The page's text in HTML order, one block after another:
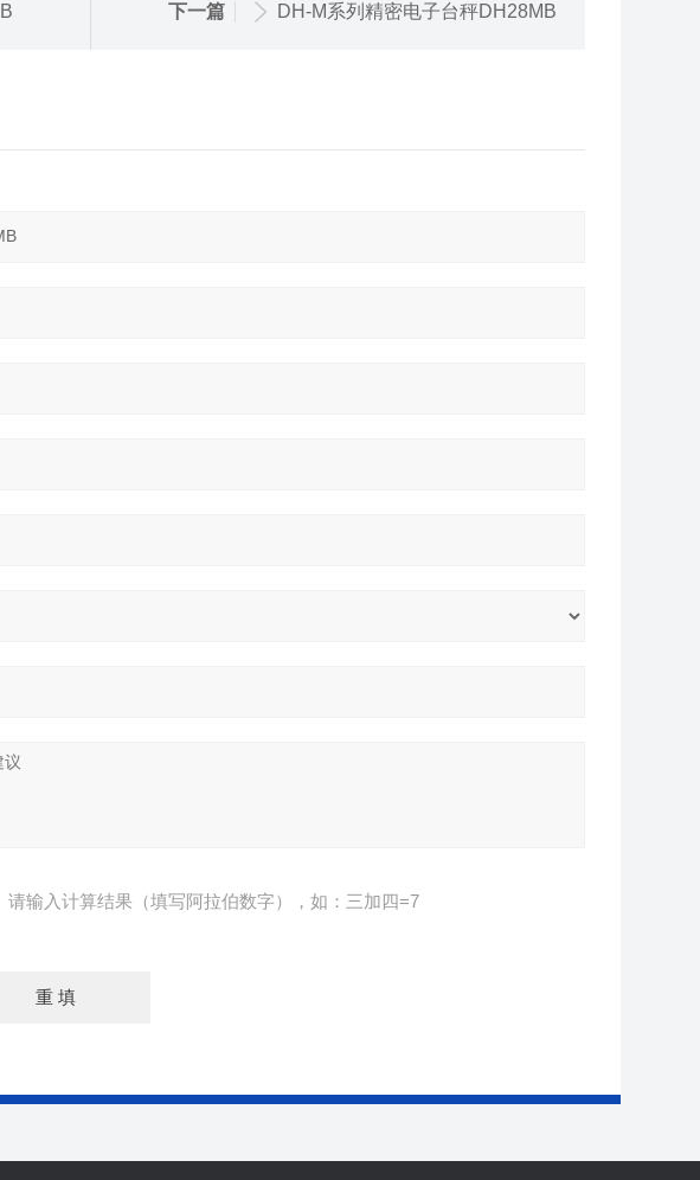
下一篇 DH-M系列精密电子台秤DH28MB
请输入计算结果（填写阿拉伯数字），如：三加四=7